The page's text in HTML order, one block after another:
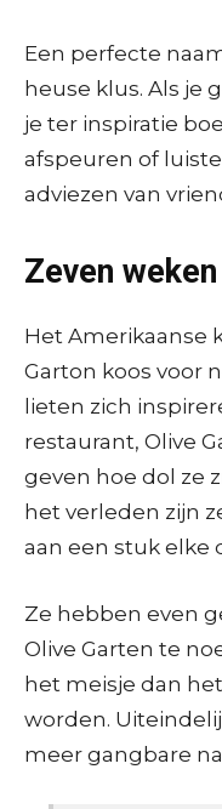
Een perfecte
heuse klus. Als je
je ter inspiratie
afspeuren of
adviezen van
Zeven
Het Amerikaanse
Garton koos voor
lieten zich
restaurant, Olive
geven hoe dol ze
het verleden zijn
aan een stuk elke
Ze hebben even
Olive Garten te
het meisje dan
worden.
meer gangbare